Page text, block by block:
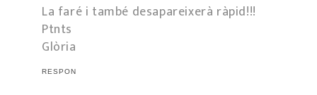
La faré i també desapareixerà ràpid!!!
Ptnts
Glòria
RESPON